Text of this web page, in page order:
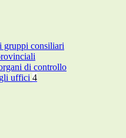
gruppi consiliari
di controllo
uffici 4